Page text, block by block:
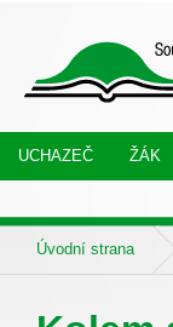
UCHAZEČ ŽÁK
Úvodní strana